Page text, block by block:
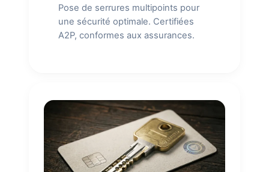
Pose de serrures multipoints pour
une sécurité optimale. Certifiées
A2P, conformes aux assurances.